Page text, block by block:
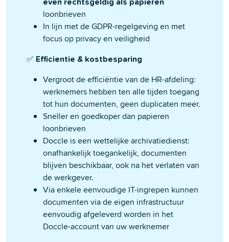
even rechtsgeldig als papieren
loonbrieven
In lijn met de GDPR-regelgeving en met
focus op privacy en veiligheid
✅ Efficientie & kostbesparing
Vergroot de efficiëntie van de HR-afdeling:
werknemers hebben ten alle tijden toegang
tot hun documenten, geen duplicaten meer.
Sneller en goedkoper dan papieren
loonbrieven
Doccle is een wettelijke archivatiedienst:
onafhankelijk toegankelijk, documenten
blijven beschikbaar, ook na het verlaten van
de werkgever.
Via enkele eenvoudige IT-ingrepen kunnen
documenten via de eigen infrastructuur
eenvoudig afgeleverd worden in het
Doccle-account van uw werknemer